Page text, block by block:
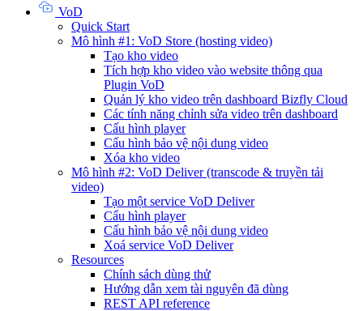
VoD
Quick Start
Mô hình #1: VoD Store (hosting video)
Tạo kho video
Tích hợp kho video vào website thông qua
Plugin VoD
Quản lý kho video trên dashboard Bizfly Cloud
Các tính năng chỉnh sửa video trên dashboard
Cấu hình player
Cấu hình bảo vệ nội dung video
Xóa kho video
Mô hình #2: VoD Deliver (transcode & truyền tải
video)
Tạo một service VoD Deliver
Cấu hình player
Cấu hình bảo vệ nội dung video
Xoá service VoD Deliver
Resources
Chính sách dùng thử
Hướng dẫn xem tài nguyên đã dùng
REST API reference